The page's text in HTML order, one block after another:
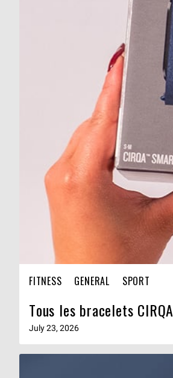
FITNESS GENERAL SPORT
Tous les bracelets
July 23, 2026